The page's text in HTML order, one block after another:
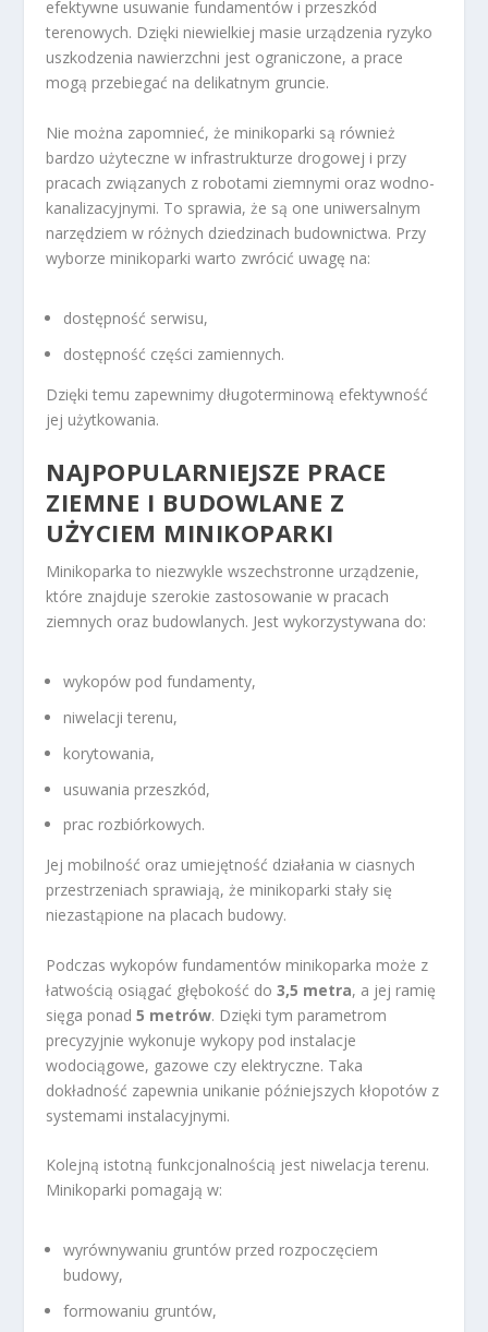
efektywne usuwanie fundamentów i przeszkód
terenowych. Dzięki niewielkiej masie urządzenia ryzyko
uszkodzenia nawierzchni jest ograniczone, a prace
mogą przebiegać na delikatnym gruncie.
Nie można zapomnieć, że minikoparki są również
bardzo użyteczne w infrastrukturze drogowej i przy
pracach związanych z robotami ziemnymi oraz wodno-
kanalizacyjnymi. To sprawia, że są one uniwersalnym
narzędziem w różnych dziedzinach budownictwa. Przy
wyborze minikoparki warto zwrócić uwagę na:
dostępność serwisu,
dostępność części zamiennych.
Dzięki temu zapewnimy długoterminową efektywność
jej użytkowania.
NAJPOPULARNIEJSZE PRACE
ZIEMNE I BUDOWLANE Z
UŻYCIEM MINIKOPARKI
Minikoparka to niezwykle wszechstronne urządzenie,
które znajduje szerokie zastosowanie w pracach
ziemnych oraz budowlanych. Jest wykorzystywana do:
wykopów pod fundamenty,
niwelacji terenu,
korytowania,
usuwania przeszkód,
prac rozbiórkowych.
Jej mobilność oraz umiejętność działania w ciasnych
przestrzeniach sprawiają, że minikoparki stały się
niezastąpione na placach budowy.
Podczas wykopów fundamentów minikoparka może z
łatwością osiągać głębokość do3,5 metra, a jej ramię
sięga ponad5 metrów. Dzięki tym parametrom
precyzyjnie wykonuje wykopy pod instalacje
wodociągowe, gazowe czy elektryczne. Taka
dokładność zapewnia unikanie późniejszych kłopotów z
systemami instalacyjnymi.
Kolejną istotną funkcjonalnością jest niwelacja terenu.
Minikoparki pomagają w:
wyrównywaniu gruntów przed rozpoczęciem
budowy,
formowaniu gruntów,